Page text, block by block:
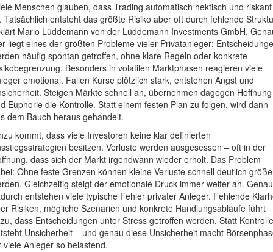
Menschen glauben, dass Trading automatisch hektisch und riskant
Tatsächlich entsteht das größte Risiko aber oft durch fehlende
Mario Lüddemann von der Lüddemann Investments GmbH.
liegt eines der größten Probleme vieler Privatanleger:
häufig spontan getroffen, ohne klare Regeln oder konkrete
Besonders in volatilen Marktphasen reagieren viele
emotional. Fallen Kurse plötzlich stark, entstehen Angst und
Steigen Märkte schnell an, übernehmen dagegen Hoffnung
Euphorie die Kontrolle. Statt einem festen Plan zu folgen, wird dann
dem Bauch heraus gehandelt.
kommt, dass viele Investoren keine klar definierten
besitzen. Verluste werden ausgesessen – oft in der
dass sich der Markt irgendwann wieder erholt. Das Problem
Ohne feste Grenzen können kleine Verluste schnell deutlich
Gleichzeitig steigt der emotionale Druck immer weiter an. Genau
entstehen viele typische Fehler privater Anleger. Fehlende
Risiken, mögliche Szenarien und konkrete Handlungsabläufe führt
dass Entscheidungen unter Stress getroffen werden. Statt Kontrolle
Unsicherheit – und genau diese Unsicherheit macht
viele Anleger so belastend.